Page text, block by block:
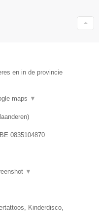
en in de provincie
maps ▼
)
BE 0835104870
▼
Kinderdisco,